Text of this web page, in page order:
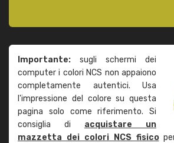
Importante: sugli schermi dei
computer i colori NCS non appaiono
completamente autentici. Usa
l'impressione del colore su questa
pagina solo come riferimento. Si
consiglia di acquistare un
mazzetta dei colori NCS fisico